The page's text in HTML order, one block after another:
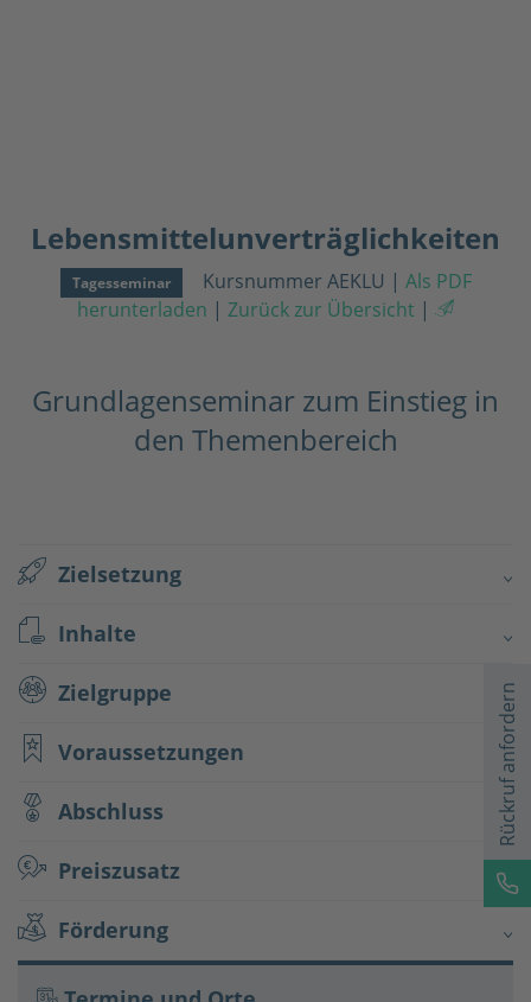
Lebensmittelunverträglichkeiten
Tagesseminar Kursnummer AEKLU | Als PDF
herunterladen | Zurück zur Übersicht |
Grundlagenseminar zum Einstieg in
den Themenbereich
Zielsetzung
Inhalte
Zielgruppe
Voraussetzungen
Abschluss
Preiszusatz
Förderung
Rückruf anfordern